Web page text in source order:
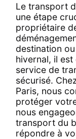
Le transport
une étape
propriétaire
destination
hivernal, il
service de
sécurisé.
Paris, nous
protéger
nous
transport du
répondre à